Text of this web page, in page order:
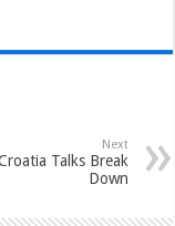
Next
Talks Break
Down